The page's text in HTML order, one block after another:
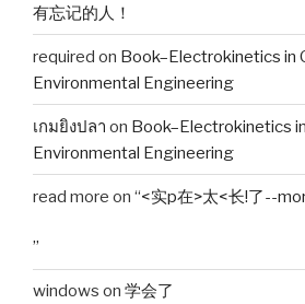
有忘记的人！
required on Book–Electrokinetics in
Environmental Engineering
เกมยิงปลา on Book–Electrokinetics
Environmental Engineering
read more on “<实p在>太<长!了--
”
windows on 学会了